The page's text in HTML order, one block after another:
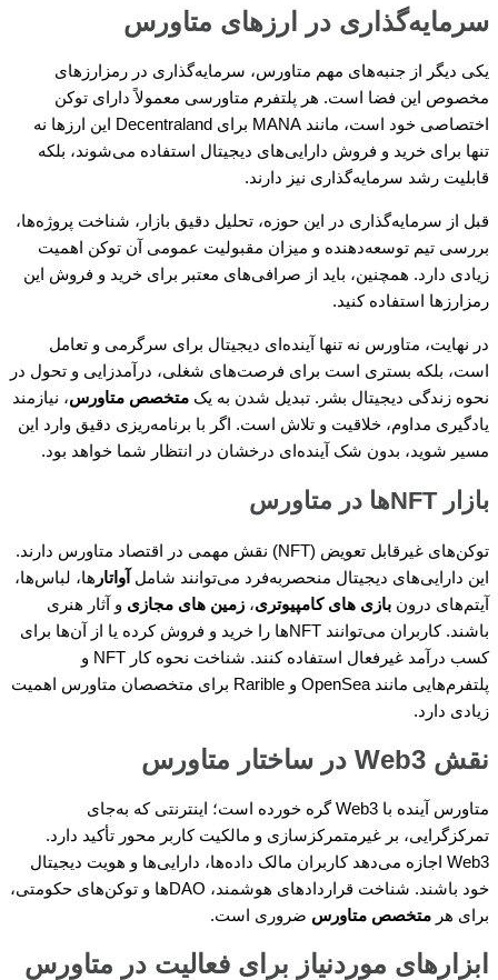
سرمایه‌گذاری در ارزهای متاورس
یکی دیگر از جنبه‌های مهم متاورس، سرمایه‌گذاری در رمزارزهای
مخصوص این فضا است. هر پلتفرم متاورسی معمولاً دارای توکن
اختصاصی خود است، مانند MANA برای Decentraland این ارزها نه
تنها برای خرید و فروش دارایی‌های دیجیتال استفاده می‌شوند، بلکه
قابلیت رشد سرمایه‌گذاری نیز دارند.
قبل از سرمایه‌گذاری در این حوزه، تحلیل دقیق بازار، شناخت پروژه‌ها،
بررسی تیم توسعه‌دهنده و میزان مقبولیت عمومی آن توکن اهمیت
زیادی دارد. همچنین، باید از صرافی‌های معتبر برای خرید و فروش این
رمزارزها استفاده کنید.
در نهایت، متاورس نه تنها آینده‌ای دیجیتال برای سرگرمی و تعامل
است، بلکه بستری است برای فرصت‌های شغلی، درآمدزایی و تحول در
نحوه زندگی دیجیتال بشر. تبدیل شدن به یک متخصص متاورس، نیازمند
یادگیری مداوم، خلاقیت و تلاش است. اگر با برنامه‌ریزی دقیق وارد این
مسیر شوید، بدون شک آینده‌ای درخشان در انتظار شما خواهد بود.
بازار NFTها در متاورس
توکن‌های غیرقابل تعویض (NFT) نقش مهمی در اقتصاد متاورس دارند.
این دارایی‌های دیجیتال منحصربه‌فرد می‌توانند شامل آواتار ها، لباس‌ها،
آیتم‌های درون بازی های کامپیوتری، زمین های مجازی و آثار هنری
باشند. کاربران می‌توانند NFTها را خرید و فروش کرده یا از آن‌ها برای
کسب درآمد غیرفعال استفاده کنند. شناخت نحوه کار NFT و
پلتفرم‌هایی مانند OpenSea و Rarible برای متخصصان متاورس اهمیت
زیادی دارد.
نقش Web3 در ساختار متاورس
متاورس آینده با Web3 گره خورده است؛ اینترنتی که به‌جای
تمرکزگرایی، بر غیرمتمرکزسازی و مالکیت کاربر محور تأکید دارد.
Web3 اجازه می‌دهد کاربران مالک داده‌ها، دارایی‌ها و هویت دیجیتال
خود باشند. شناخت قراردادهای هوشمند، DAOها و توکن‌های حکومتی،
برای هر متخصص متاورس ضروری است.
ابزارهای موردنیاز برای فعالیت در متاورس